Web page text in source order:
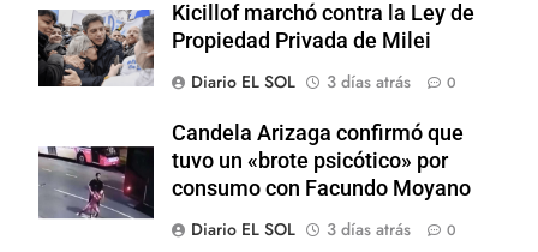
Kicillof marchó contra la Ley de
Propiedad Privada de Milei
Diario EL SOL
3 días atrás 0
Candela Arizaga confirmó que
tuvo un «brote psicótico» por
consumo con Facundo Moyano
Diario EL SOL
3 días atrás 0